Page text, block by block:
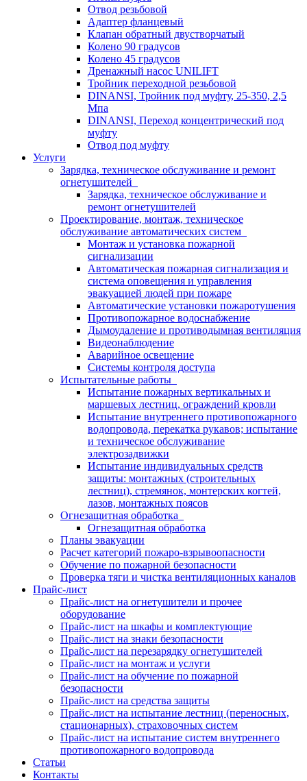
Отвод резьбовой
Адаптер фланцевый
Клапан обратный двустворчатый
Колено 90 градусов
Колено 45 градусов
Дренажный насос UNILIFT
Тройник переходной резьбовой
DINANSI, Тройник под муфту, 25-350, 2,5
Мпа
DINANSI, Переход концентрический под
муфту
Отвод под муфту
Услуги
Зарядка, техническое обслуживание и ремонт
огнетушителей
Зарядка, техническое обслуживание и
ремонт огнетушителей
Проектирование, монтаж, техническое
обслуживание автоматических систем
Монтаж и установка пожарной
сигнализации
Автоматическая пожарная сигнализация и
система оповещения и управления
эвакуацией людей при пожаре
Автоматические установки пожаротушения
Противопожарное водоснабжение
Дымоудаление и противодымная вентиляция
Видеонаблюдение
Аварийное освещение
Системы контроля доступа
Испытательные работы
Испытание пожарных вертикальных и
маршевых лестниц, ограждений кровли
Испытание внутреннего противопожарного
водопровода, перекатка рукавов; испытание
и техническое обслуживание
электрозадвижки
Испытание индивидуальных средств
защиты: монтажных (строительных
лестниц), стремянок, монтерских когтей,
лазов, монтажных поясов
Огнезащитная обработка
Огнезащитная обработка
Планы эвакуации
Расчет категорий пожаро-взрывоопасности
Обучение по пожарной безопасности
Проверка тяги и чистка вентиляционных каналов
Прайс-лист
Прайс-лист на огнетушители и прочее
оборудование
Прайс-лист на шкафы и комплектующие
Прайс-лист на знаки безопасности
Прайс-лист на перезарядку огнетушителей
Прайс-лист на монтаж и услуги
Прайс-лист на обучение по пожарной
безопасности
Прайс-лист на средства защиты
Прайс-лист на испытание лестниц (переносных,
стационарных), страховочных систем
Прайс-лист на испытание систем внутреннего
противопожарного водопровода
Статьи
Контакты